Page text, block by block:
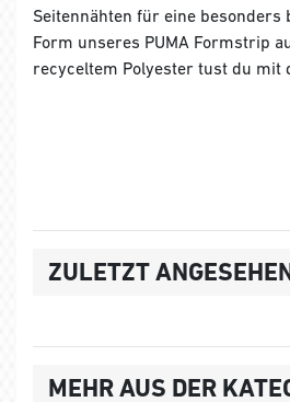
Seitennähten für eine
Form unseres PUMA Formstrip
recyceltem Polyester tust du mit
ZULETZT
MEHR AUS DER